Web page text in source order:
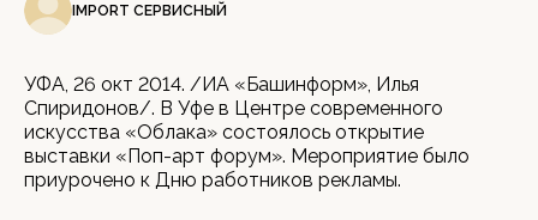
IMPORT СЕРВИСНЫЙ
УФА, 26 окт 2014. /ИА «Башинформ», Илья
Спиридонов/. В Уфе в Центре современного
искусства «Облака» состоялось открытие
выставки «Поп-арт форум». Мероприятие было
приурочено к Дню работников рекламы.